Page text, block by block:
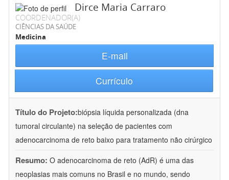
Dirce Maria Carraro
COORDENADOR(A)
CIÊNCIAS DA SAÚDE
Medicina
E-mail
Currículo
Título do Projeto:biópsia líquida personalizada (dna
tumoral circulante) na seleção de pacientes com
adenocarcinoma de reto baixo para tratamento não cirúrgico
Resumo: O adenocarcinoma de reto (AdR) é uma das
neoplasias mais comuns no Brasil e no mundo, sendo